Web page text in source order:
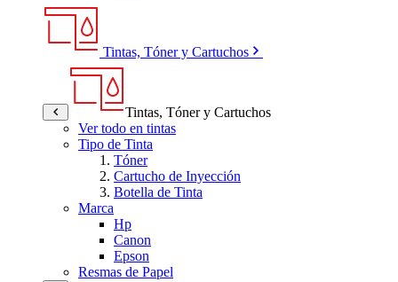
Tintas, Tóner y Cartuchos
Tintas, Tóner y Cartuchos
Ver todo en tintas
Tipo de Tinta
Tóner
Cartucho de Inyección
Botella de Tinta
Marca
Hp
Canon
Epson
Resmas de Papel